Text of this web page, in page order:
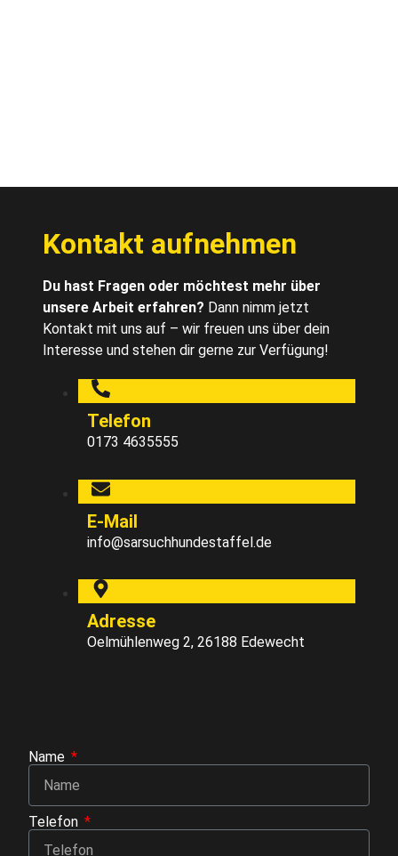
Kontakt aufnehmen
Du hast Fragen oder möchtest mehr über
unsere Arbeit erfahren? Dann nimm jetzt
Kontakt mit uns auf – wir freuen uns über dein
Interesse und stehen dir gerne zur Verfügung!
Telefon
0173 4635555
E-Mail
info@sarsuchhundestaffel.de
Adresse
Oelmühlenweg 2, 26188 Edewecht
Name
Telefon